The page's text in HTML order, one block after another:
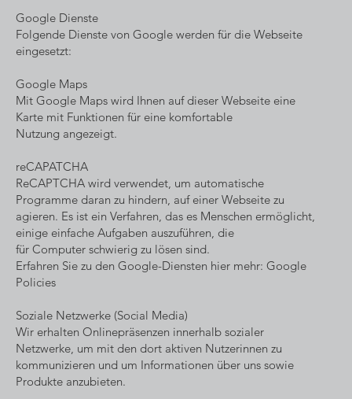
Google Dienste
Folgende Dienste von Google werden für die Webseite
eingesetzt:
Google Maps
Mit Google Maps wird Ihnen auf dieser Webseite eine
Karte mit Funktionen für eine komfortable
Nutzung angezeigt.
reCAPATCHA
ReCAPTCHA wird verwendet, um automatische
Programme daran zu hindern, auf einer Webseite zu
agieren. Es ist ein Verfahren, das es Menschen ermöglicht,
einige einfache Aufgaben auszuführen, die
für Computer schwierig zu lösen sind.
Erfahren Sie zu den Google-Diensten hier mehr: Google
Policies
Soziale Netzwerke (Social Media)
Wir erhalten Onlinepräsenzen innerhalb sozialer
Netzwerke, um mit den dort aktiven Nutzerinnen zu
kommunizieren und um Informationen über uns sowie
Produkte anzubieten.